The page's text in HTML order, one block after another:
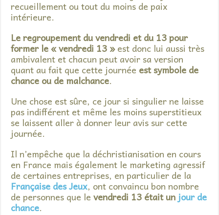
recueillement ou tout du moins de paix
intérieure.
Le regroupement du vendredi et du 13 pour
former le « vendredi 13 »est donc lui aussi très
ambivalent et chacun peut avoir sa version
quant au fait que cette journée est symbole de
chance ou de malchance.
Une chose est sûre, ce jour si singulier ne laisse
pas indifférent et même les moins superstitieux
se laissent aller à donner leur avis sur cette
journée.
Il n’empêche que la déchristianisation en cours
en France mais également le marketing agressif
de certaines entreprises, en particulier de la
Française des Jeux, ont convaincu bon nombre
de personnes que levendredi 13 était un jour de
chance.